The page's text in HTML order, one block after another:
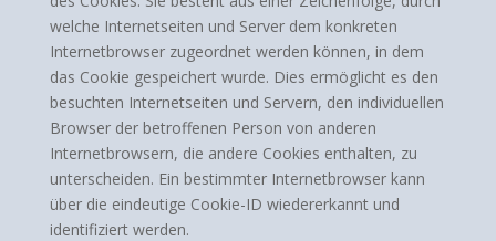
welche Internetseiten und Server dem konkreten
Internetbrowser zugeordnet werden können, in dem
das Cookie gespeichert wurde. Dies ermöglicht es den
besuchten Internetseiten und Servern, den individuellen
Browser der betroffenen Person von anderen
Internetbrowsern, die andere Cookies enthalten, zu
unterscheiden. Ein bestimmter Internetbrowser kann
über die eindeutige Cookie-ID wiedererkannt und
identifiziert werden.